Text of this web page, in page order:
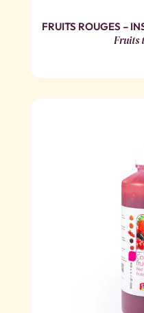
FRUITS ROUGES –
Fruits